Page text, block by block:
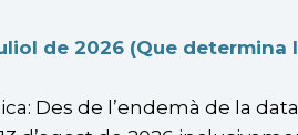
de 2026 (Que determina
Des de l’endemà de la